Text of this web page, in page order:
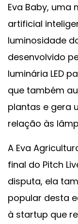
Eva Baby,
artificial
luminosidade
desenvolvido
luminária LED
que também
plantas e gera
relação às
A Eva
final do Pitch
disputa, ela
popular desta
à startup que